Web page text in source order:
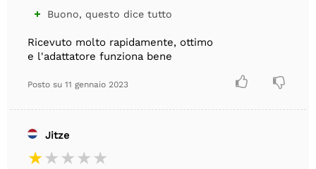
 Buono, questo dice tutto
Ricevuto molto rapidamente, ottimo
e l'adattatore funziona bene
Posto su 11 gennaio 2023  
Jitze